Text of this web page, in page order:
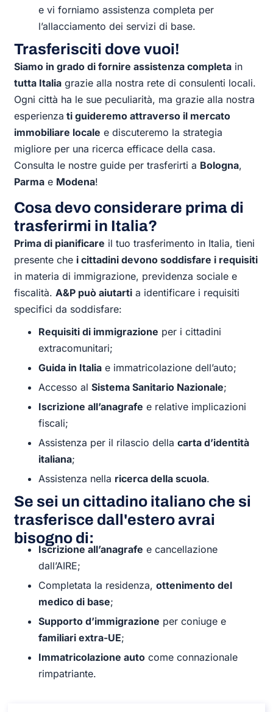
e vi forniamo assistenza completa per
l’allacciamento dei servizi di base.
Trasferisciti dove vuoi!
Siamo in grado di fornire assistenza completa in
tutta Italia grazie alla nostra rete di consulenti locali.
Ogni città ha le sue peculiarità, ma grazie alla nostra
esperienza ti guideremo attraverso il mercato
immobiliare locale e discuteremo la strategia
migliore per una ricerca efficace della casa.
Consulta le nostre guide per trasferirti a Bologna,
Parma e Modena!
Cosa devo considerare prima di
trasferirmi in Italia?
Prima di pianificare il tuo trasferimento in Italia, tieni
presente che i cittadini devono soddisfare i requisiti
in materia di immigrazione, previdenza sociale e
fiscalità.A&P può aiutarti a identificare i requisiti
specifici da soddisfare:
Requisiti di immigrazione per i cittadini
extracomunitari;
Guida in Italia e immatricolazione dell’auto;
Accesso alSistema Sanitario Nazionale;
Iscrizione all’anagrafe e relative implicazioni
fiscali;
Assistenza per il rilascio dellacarta d’identità
italiana;
Assistenza nella ricerca della scuola.
Se sei un cittadino italiano che si
trasferisce dall'estero avrai
bisogno di:
Iscrizione all’anagrafe e cancellazione
dall’AIRE;
Completata la residenza,ottenimento del
medico di base;
Supporto d’immigrazione per coniuge e
familiari extra-UE;
Immatricolazione auto come connazionale
rimpatriante.